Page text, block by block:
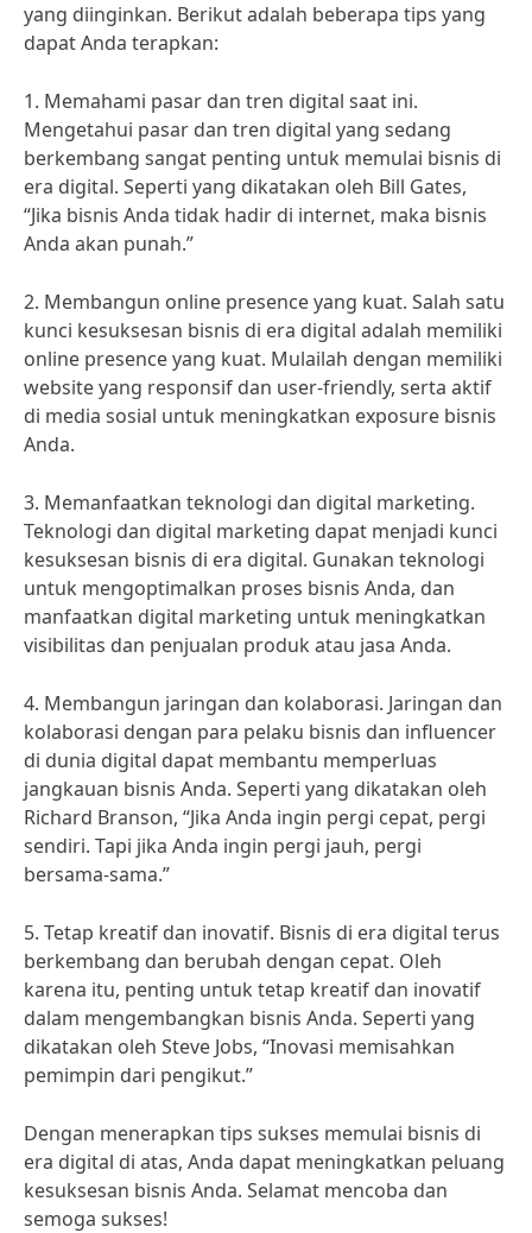
yang diinginkan. Berikut adalah beberapa tips yang
dapat Anda terapkan:
1. Memahami pasar dan tren digital saat ini.
Mengetahui pasar dan tren digital yang sedang
berkembang sangat penting untuk memulai bisnis di
era digital. Seperti yang dikatakan oleh Bill Gates,
“Jika bisnis Anda tidak hadir di internet, maka bisnis
Anda akan punah.”
2. Membangun online presence yang kuat. Salah satu
kunci kesuksesan bisnis di era digital adalah memiliki
online presence yang kuat. Mulailah dengan memiliki
website yang responsif dan user-friendly, serta aktif
di media sosial untuk meningkatkan exposure bisnis
Anda.
3. Memanfaatkan teknologi dan digital marketing.
Teknologi dan digital marketing dapat menjadi kunci
kesuksesan bisnis di era digital. Gunakan teknologi
untuk mengoptimalkan proses bisnis Anda, dan
manfaatkan digital marketing untuk meningkatkan
visibilitas dan penjualan produk atau jasa Anda.
4. Membangun jaringan dan kolaborasi. Jaringan dan
kolaborasi dengan para pelaku bisnis dan influencer
di dunia digital dapat membantu memperluas
jangkauan bisnis Anda. Seperti yang dikatakan oleh
Richard Branson, “Jika Anda ingin pergi cepat, pergi
sendiri. Tapi jika Anda ingin pergi jauh, pergi
bersama-sama.”
5. Tetap kreatif dan inovatif. Bisnis di era digital terus
berkembang dan berubah dengan cepat. Oleh
karena itu, penting untuk tetap kreatif dan inovatif
dalam mengembangkan bisnis Anda. Seperti yang
dikatakan oleh Steve Jobs, “Inovasi memisahkan
pemimpin dari pengikut.”
Dengan menerapkan tips sukses memulai bisnis di
era digital di atas, Anda dapat meningkatkan peluang
kesuksesan bisnis Anda. Selamat mencoba dan
semoga sukses!